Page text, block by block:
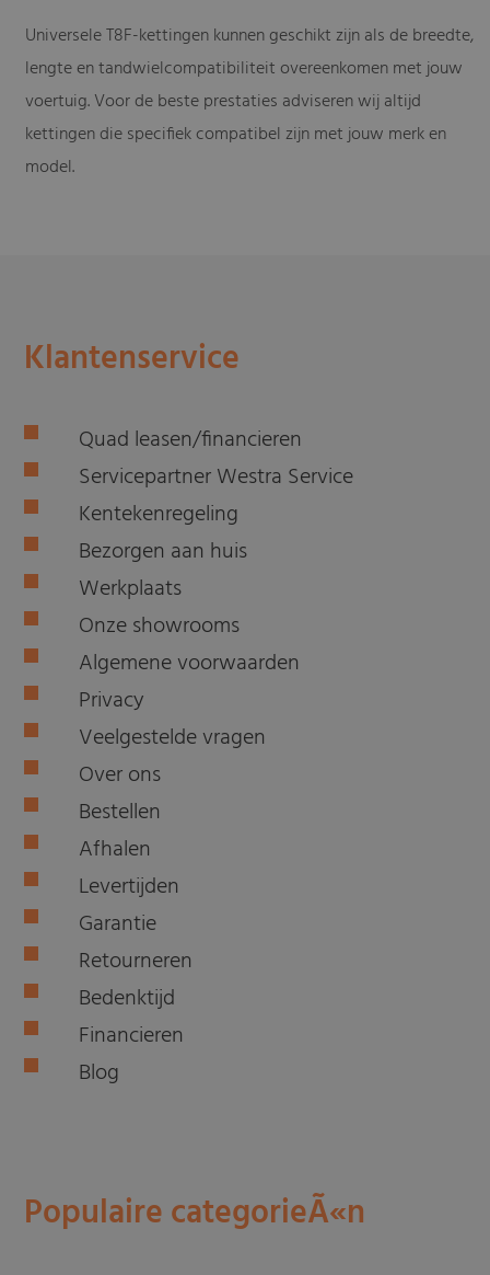
Universele T8F-kettingen kunnen geschikt zijn als de breedte,
lengte en tandwielcompatibiliteit overeenkomen met jouw
voertuig. Voor de beste prestaties adviseren wij altijd
kettingen die specifiek compatibel zijn met jouw merk en
model.
Klantenservice
Quad leasen/financieren
Servicepartner Westra Service
Kentekenregeling
Bezorgen aan huis
Werkplaats
Onze showrooms
Algemene voorwaarden
Privacy
Veelgestelde vragen
Over ons
Bestellen
Afhalen
Levertijden
Garantie
Retourneren
Bedenktijd
Financieren
Blog
Populaire categorieÃ«n